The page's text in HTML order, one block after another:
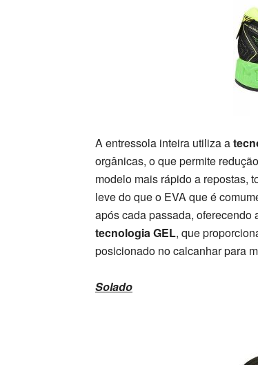
A entressola inteira utiliza a
orgânicas, o que permite
modelo mais rápido a repostas,
leve do que o EVA que é
após cada passada, oferecendo
tecnologia GEL, que
posicionado no calcanhar para
Solado